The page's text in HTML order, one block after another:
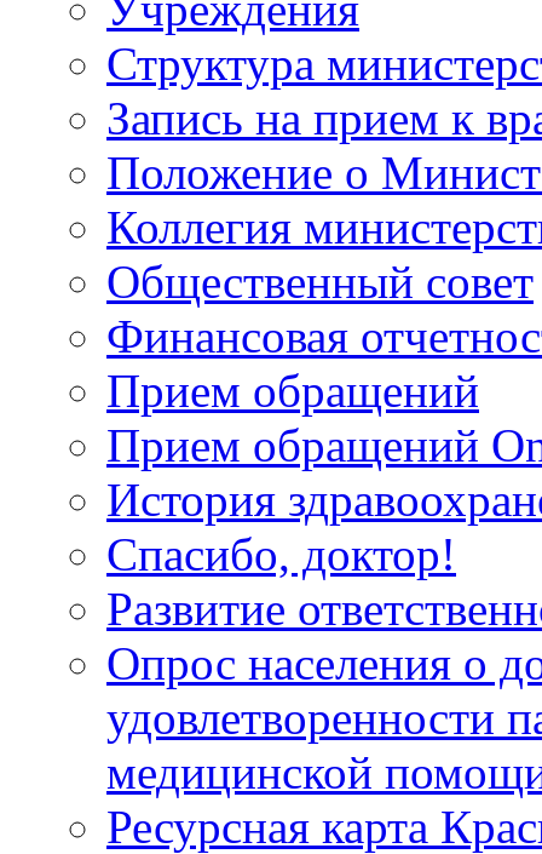
Структура
Запись на прием к
Положение о
Коллегия
Общественный совет
Финансовая
Прием обращений
Прием обращений
История
Спасибо, доктор!
Развитие
Опрос населения о
удовлетворенности
медицинской
Ресурсная карта